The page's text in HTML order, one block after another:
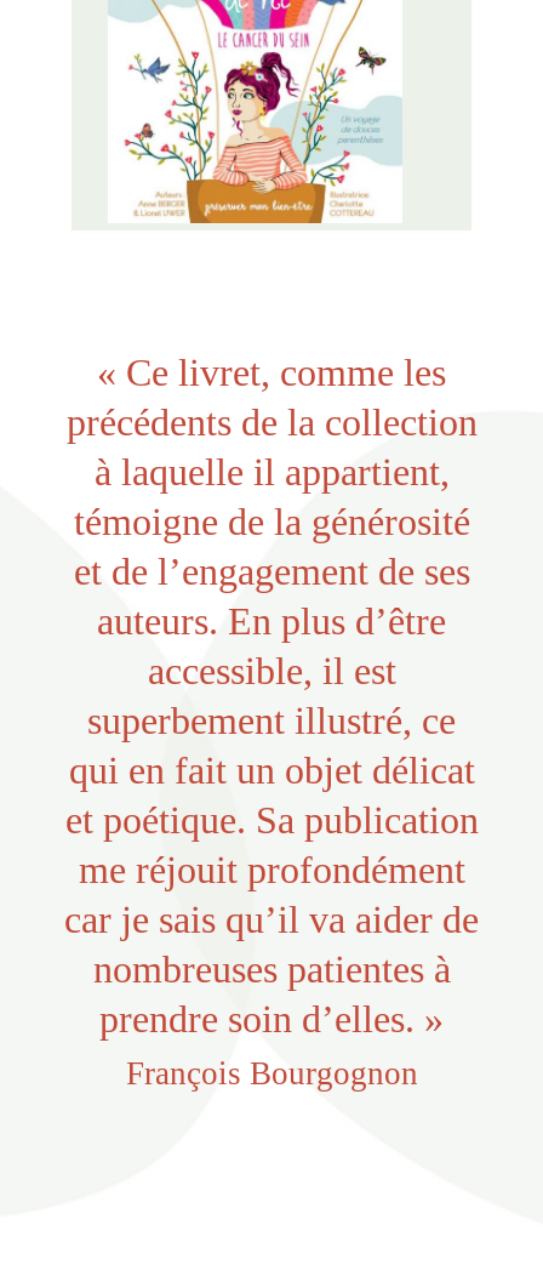
« Ce livret, comme les
précédents de la collection
à laquelle il appartient,
témoigne de la générosité
et de l’engagement de ses
auteurs. En plus d’être
accessible, il est
superbement illustré, ce
qui en fait un objet délicat
et poétique. Sa publication
me réjouit profondément
car je sais qu’il va aider de
nombreuses patientes à
prendre soin d’elles. »
François Bourgognon